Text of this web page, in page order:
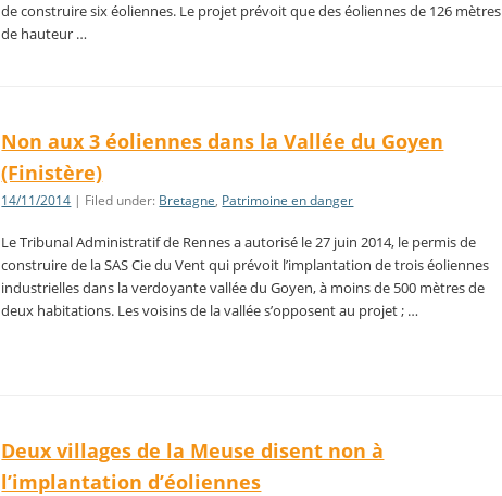
de construire six éoliennes. Le projet prévoit que des éoliennes de 126 mètres
de hauteur …
Non aux 3 éoliennes dans la Vallée du Goyen
(Finistère)
14/11/2014 | Filed under: Bretagne, Patrimoine en danger
Le Tribunal Administratif de Rennes a autorisé le 27 juin 2014, le permis de
construire de la SAS Cie du Vent qui prévoit l’implantation de trois éoliennes
industrielles dans la verdoyante vallée du Goyen, à moins de 500 mètres de
deux habitations. Les voisins de la vallée s’opposent au projet ; …
Deux villages de la Meuse disent non à
l’implantation d’éoliennes